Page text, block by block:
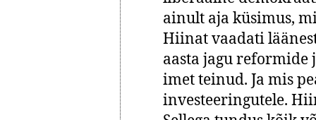
ainult aja küsimus,
Hiinat vaadati
aasta jagu reformide
imet teinud. Ja mis
investeeringutele.